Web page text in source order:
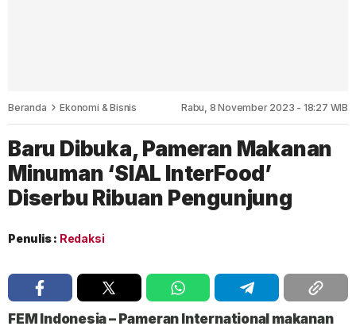
Beranda Ekonomi & Bisnis Rabu, 8 November 2023 - 18:27 WIB
Baru Dibuka, Pameran Makanan
Minuman ‘SIAL InterFood’
Diserbu Ribuan Pengunjung
Penulis : Redaksi
FEM Indonesia– Pameran International makanan